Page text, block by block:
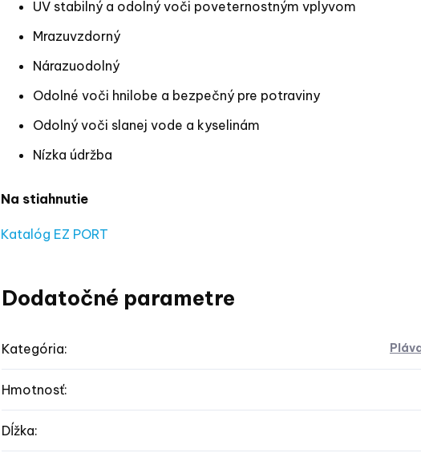
UV stabilný a odolný voči poveternostným vplyvom
Mrazuvzdorný
Nárazuodolný
Odolné voči hnilobe a bezpečný pre potraviny
Odolný voči slanej vode a kyselinám
Nízka údržba
Na stiahnutie
Katalóg EZ PORT
Dodatočné parametre
Kategória:
Hmotnosť:
Dĺžka: